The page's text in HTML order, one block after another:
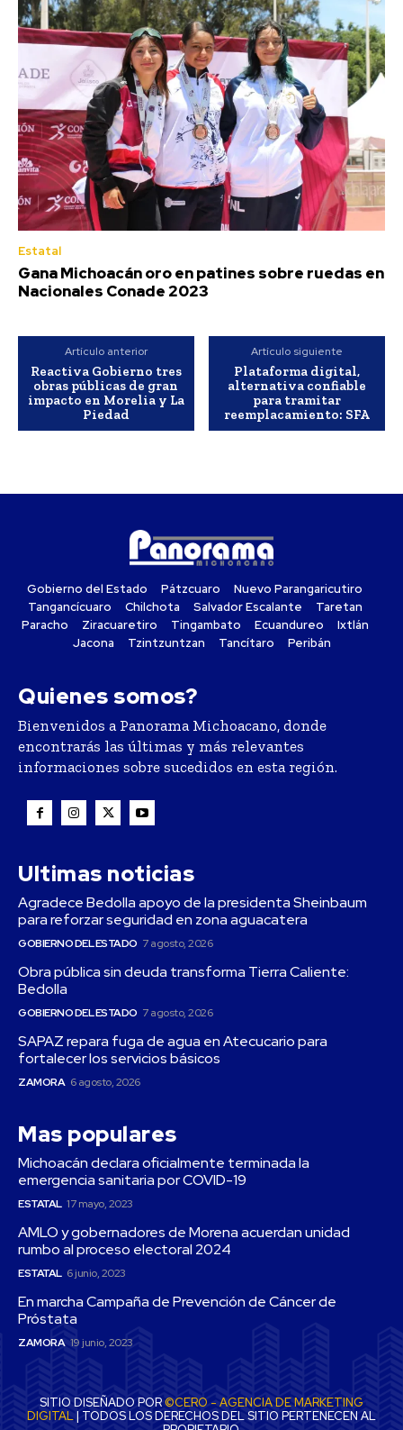
Estatal
Gana Michoacán oro en patines sobre ruedas en
Nacionales Conade 2023
Artículo anterior
Reactiva Gobierno tres
obras públicas de gran
impacto en Morelia y La
Piedad
Artículo siguiente
Plataforma digital,
alternativa confiable
para tramitar
reemplacamiento: SFA
Gobierno del Estado Pátzcuaro
Nuevo Parangaricutiro
Tangancícuaro
Chilchota Salvador Escalante
Taretan
Paracho
Ziracuaretiro Tingambato Ecuandureo
Ixtlán
Jacona
Tzintzuntzan Tancítaro Peribán
Quienes somos?
Bienvenidos a Panorama Michoacano, donde
encontrarás las últimas y más relevantes
informaciones sobre sucedidos en esta región.
Ultimas noticias
Agradece Bedolla apoyo de la presidenta Sheinbaum
para reforzar seguridad en zona aguacatera
GOBIERNO DEL ESTADO 7 agosto, 2026
Obra pública sin deuda transforma Tierra Caliente:
Bedolla
GOBIERNO DEL ESTADO 7 agosto, 2026
SAPAZ repara fuga de agua en Atecucario para
fortalecer los servicios básicos
ZAMORA 6 agosto, 2026
Mas populares
Michoacán declara oficialmente terminada la
emergencia sanitaria por COVID-19
ESTATAL 17 mayo, 2023
AMLO y gobernadores de Morena acuerdan unidad
rumbo al proceso electoral 2024
ESTATAL 6 junio, 2023
En marcha Campaña de Prevención de Cáncer de
Próstata
ZAMORA 19 junio, 2023
SITIO DISEÑADO POR©CERO - AGENCIA DE MARKETING
DIGITAL| TODOS LOS DERECHOS DEL SITIO PERTENECEN AL